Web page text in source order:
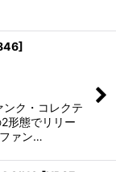
]
ク・コレクテ
形態でリリー
ァン…